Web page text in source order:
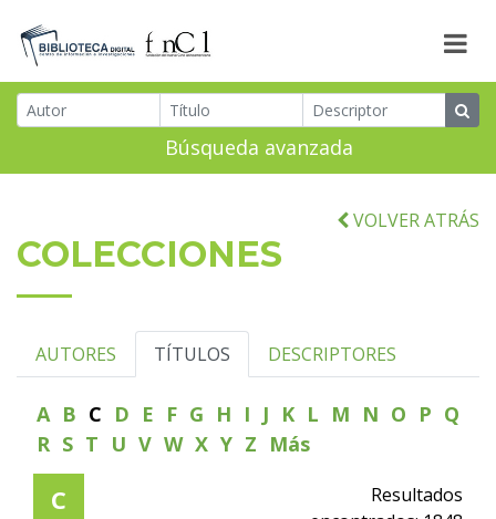
Búsqueda avanzada
VOLVER ATRÁS
COLECCIONES
AUTORES TÍTULOS DESCRIPTORES
A B C D E F G H I J K L M N O P Q
R S T U V W X Y Z Más
C
Resultados